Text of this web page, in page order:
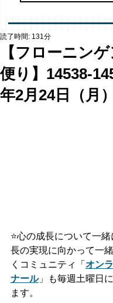
【フローニン
便り】14538-
年2月24日（月）
読了時間: 131分
⭐️心の成長について一
長の実現に向かって一
くコミュニティ「 オン
ナール」も毎週土曜日
ます。